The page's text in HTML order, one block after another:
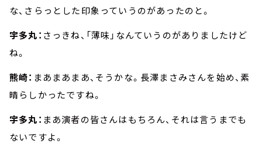
な、さらっとした印象っていうのがあったのと。
宇多丸： さっきね、「薄味」なんていうのがありましたけど
ね。
熊崎： まあまあまあ、そうかな。長澤まさみさんを始め、素
晴らしかったですね。
宇多丸： まあ演者の皆さんはもちろん、それは言うまでも
ないですよ。